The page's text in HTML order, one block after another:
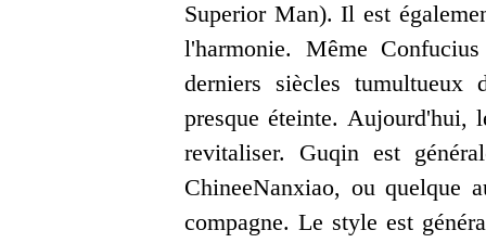
Superior Man). Il est
l'harmonie. Même
derniers siècles
presque éteinte. Aujourd'hui,
revitaliser. Guqin est
ChineeNanxiao, ou quelque
compagne. Le style est